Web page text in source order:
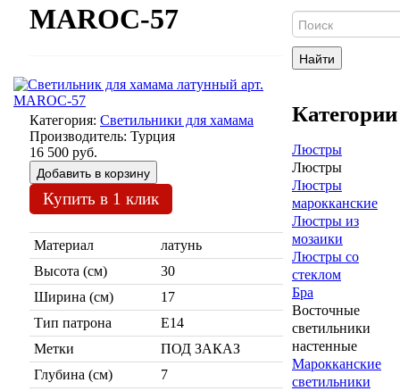
MAROC-57
Категория: Светильники для хамама
Производитель: Турция
16 500 руб.
Купить в 1 клик
Материал
латунь
Высота (см)
30
Ширина (см)
17
Тип патрона
Е14
Метки
ПОД ЗАКАЗ
Глубина (см)
7
Найти
Категории
Люстры
Люстры
Люстры
марокканские
Люстры из
мозаики
Люстры со
стеклом
Бра
Восточные
светильники
настенные
Марокканские
светильники